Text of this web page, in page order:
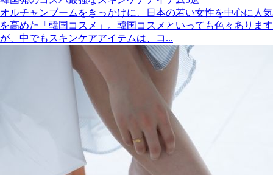
オルチャンブームをきっかけに、日本の若い女性を中心に人気
を高めた「韓国コスメ」。韓国コスメといっても色々あります
が、中でもスキンケアアイテムは、コ...